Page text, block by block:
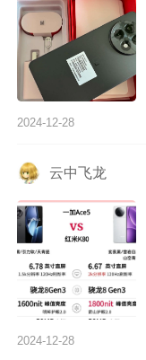
2024-12-28
云中飞龙
2024-12-28